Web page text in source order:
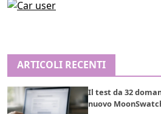
ARTICOLI RECENTI
Il test da 32
nuovo